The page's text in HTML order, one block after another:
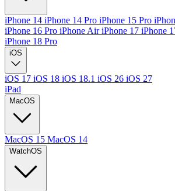
iPhone 14 iPhone 14 Pro iPhone 15 Pro
iPhone 16 Pro iPhone AiriPhone 17 iPhone
iPhone 18 Pro
iOS
iOS 17 iOS 18 iOS 18.1 iOS 26 iOS 27
iPad
MacOS
MacOS 15 MacOS 14
WatchOS